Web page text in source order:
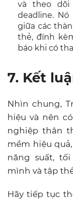
và theo
deadline.
giữa các
thẻ, đính
báo khi có
7. Kết
Nhìn chung,
hiệu và nên
nghiệp thân
mềm hiệu
năng suất,
mình và tập
Hãy tiếp tục